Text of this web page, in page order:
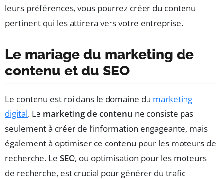
leurs préférences, vous pourrez créer du contenu
pertinent qui les attirera vers votre entreprise.
Le mariage du marketing de
contenu et du SEO
Le contenu est roi dans le domaine du marketing
digital. Le marketing de contenu ne consiste pas
seulement à créer de l’information engageante, mais
également à optimiser ce contenu pour les moteurs de
recherche. Le SEO, ou optimisation pour les moteurs
de recherche, est crucial pour générer du trafic